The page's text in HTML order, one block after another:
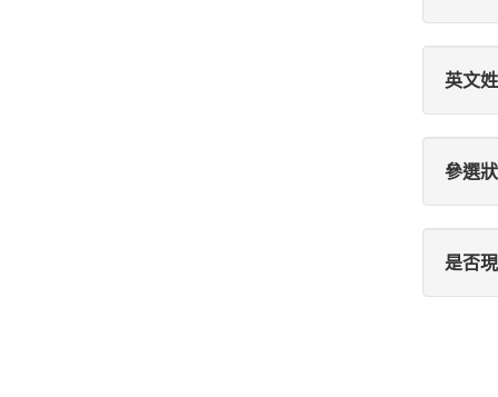
英文
參選
是否